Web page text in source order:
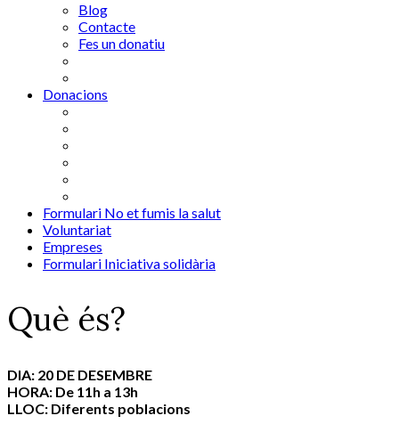
Blog
Contacte
Fes un donatiu
Donacions
Formulari No et fumis la salut
Voluntariat
Empreses
Formulari Iniciativa solidària
Què és?
DIA: 20 DE DESEMBRE
HORA: De 11h a 13h
LLOC: Diferents poblacions